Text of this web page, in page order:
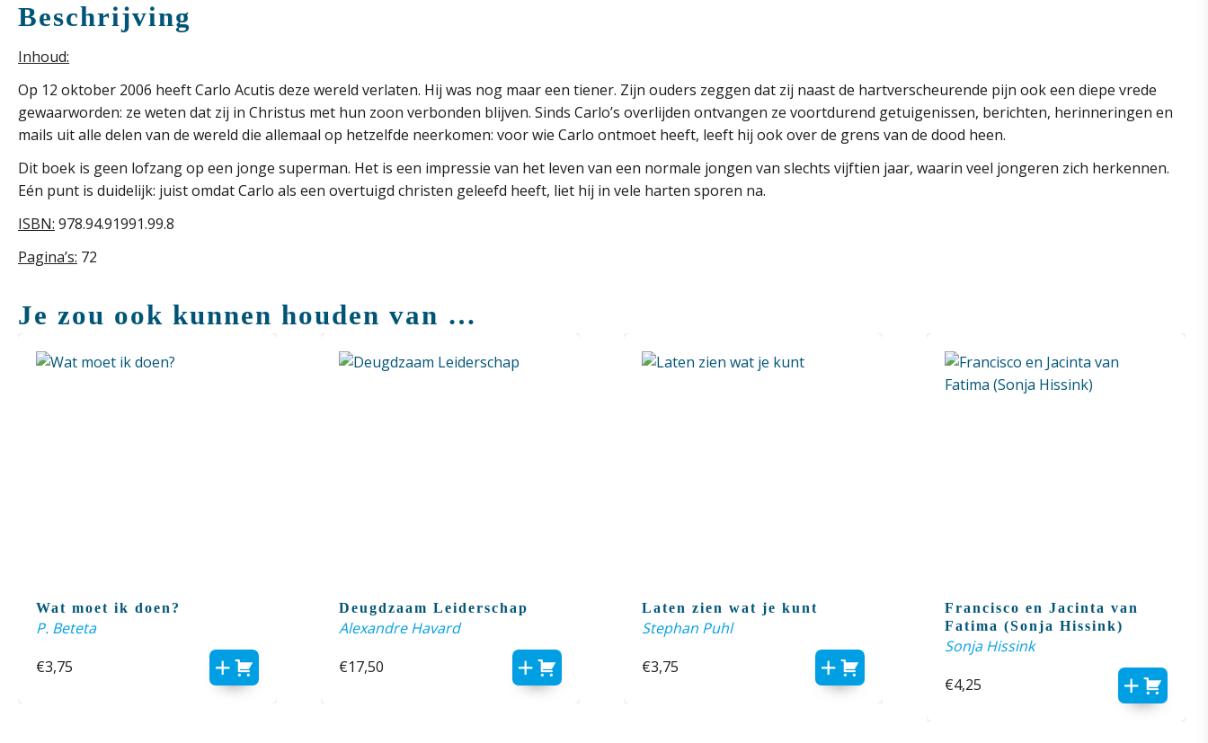
Beschrijving
Inhoud:
Op 12 oktober 2006 heeft Carlo Acutis deze wereld verlaten. Hij was nog maar een tiener. Zijn ouders zeggen dat zij naast de hartverscheurende pijn ook een diepe vrede
gewaarworden: ze weten dat zij in Christus met hun zoon verbonden blijven. Sinds Carlo’s overlijden ontvangen ze voortdurend getuigenissen, berichten, herinneringen en
mails uit alle delen van de wereld die allemaal op hetzelfde neerkomen: voor wie Carlo ontmoet heeft, leeft hij ook over de grens van de dood heen.
Dit boek is geen lofzang op een jonge superman. Het is een impressie van het leven van een normale jongen van slechts vijftien jaar, waarin veel jongeren zich herkennen.
Eén punt is duidelijk: juist omdat Carlo als een overtuigd christen geleefd heeft, liet hij in vele harten sporen na.
ISBN: 978.94.91991.99.8
Pagina’s: 72
Je zou ook kunnen houden van …
Wat moet ik doen?
P. Beteta
€3,75
Deugdzaam Leiderschap
Alexandre Havard
€17,50
Laten zien wat je kunt
Stephan Puhl
€3,75
Francisco en Jacinta van
Fatima (Sonja Hissink)
Sonja Hissink
€4,25